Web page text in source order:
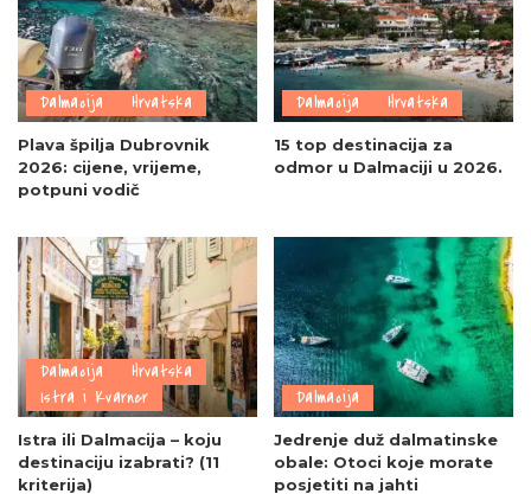
Dalmacija Hrvatska
Plava špilja Dubrovnik
2026: cijene, vrijeme,
potpuni vodič
Dalmacija Hrvatska
15 top destinacija za
odmor u Dalmaciji u 2026.
Dalmacija
Hrvatska
Istra i Kvarner
Istra ili Dalmacija – koju
destinaciju izabrati? (11
kriterija)
Dalmacija
Jedrenje duž dalmatinske
obale: Otoci koje morate
posjetiti na jahti